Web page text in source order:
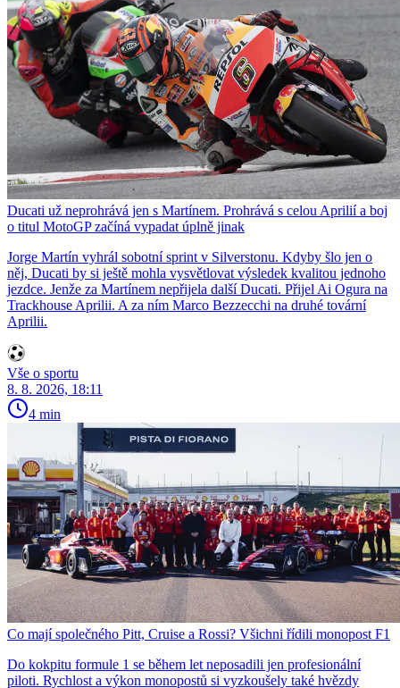
Ducati už neprohrává jen s Martínem. Prohrává s celou Aprilií a boj
o titul MotoGP začíná vypadat úplně jinak
Jorge Martín vyhrál sobotní sprint v Silverstonu. Kdyby šlo jen o
něj, Ducati by si ještě mohla vysvětlovat výsledek kvalitou jednoho
jezdce. Jenže za Martínem nepřijela další Ducati. Přijel Ai Ogura na
Trackhouse Aprilii. A za ním Marco Bezzecchi na druhé tovární
Aprilii.
Vše o sportu
8. 8. 2026, 18:11
4 min
Co mají společného Pitt, Cruise a Rossi? Všichni řídili monopost F1
Do kokpitu formule 1 se během let neposadili jen profesionální
piloti. Rychlost a výkon monopostů si vyzkoušely také hvězdy